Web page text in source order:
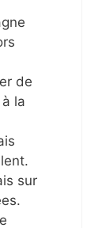
de
la
sur